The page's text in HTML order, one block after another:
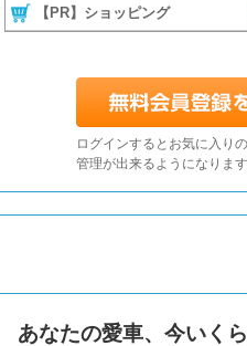
【PR】ショッピング
ログインするとお気に入り
管理が出来るようになります
あなたの愛車、今いく